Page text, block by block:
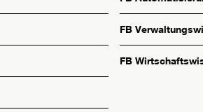
FB
FB